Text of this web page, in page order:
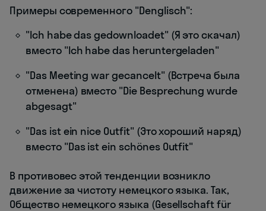
Примеры современного "Denglisch":
"Ich habe das gedownloadet" (Я это скачал)
вместо "Ich habe das heruntergeladen"
"Das Meeting war gecancelt" (Встреча была
отменена) вместо "Die Besprechung wurde
abgesagt"
"Das ist ein nice Outfit" (Это хороший наряд)
вместо "Das ist ein schönes Outfit"
В противовес этой тенденции возникло
движение за чистоту немецкого языка. Так,
Общество немецкого языка (Gesellschaft für